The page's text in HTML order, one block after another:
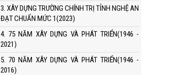
3. XÂY DỰNG TRƯỜNG CHÍNH TRỊ TỈNH NGHỆ AN
ĐẠT CHUẨN MỨC 1(2023)
4. 75 NĂM XÂY DỰNG VÀ PHÁT TRIỂN(1946 -
2021)
5. 70 NĂM XÂY DỰNG VÀ PHÁT TRIỂN(1946 -
2016)